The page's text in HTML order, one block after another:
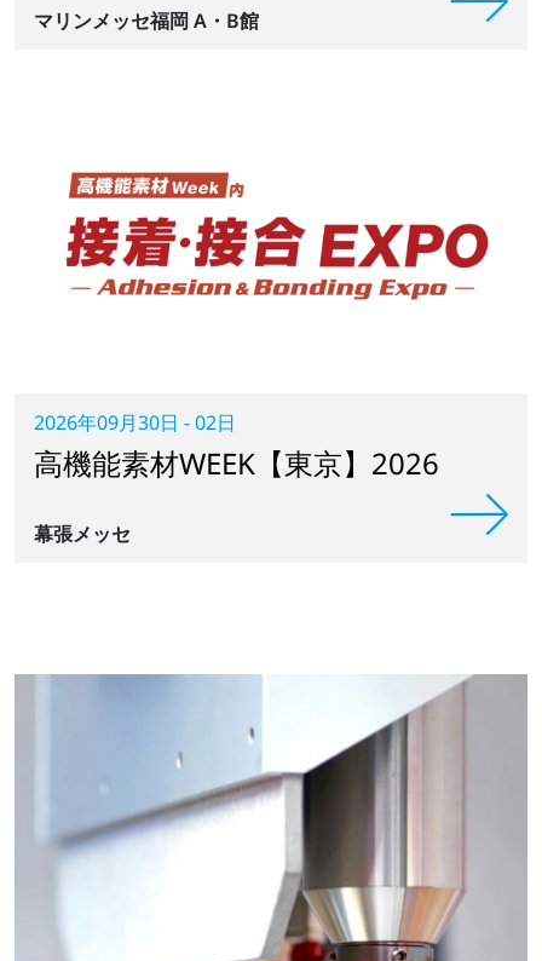
マリンメッセ福岡 A・B館
2026年09月30日 - 02日
高機能素材WEEK【東京】2026
幕張メッセ